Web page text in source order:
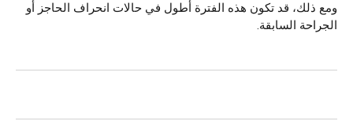
ومع ذلك، قد تكون هذه الفترة أطول في حالات انحراف الحاجز أو
الجراحة السابقة.